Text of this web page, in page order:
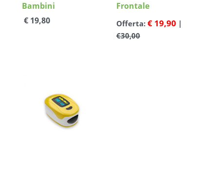
Bambini
€ 19,80
Frontale
Offerta: € 19,90 |
€30,00